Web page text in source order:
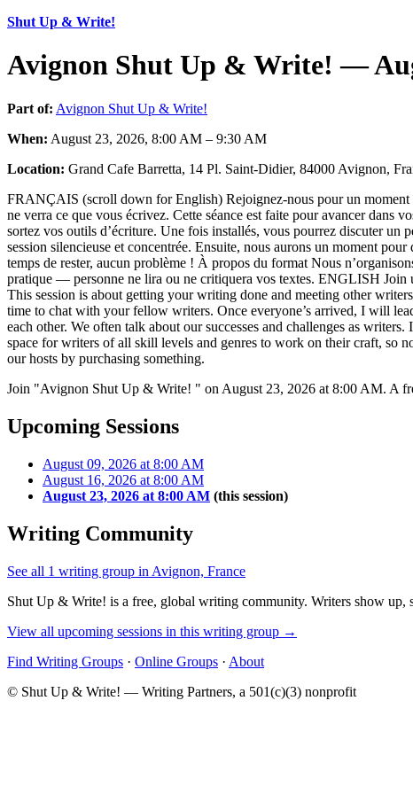
Shut Up & Write!
Avignon Shut Up & Write! —
Part of: Avignon Shut Up & Write!
When: August 23, 2026, 8:00 AM – 9:30 AM
Location: Grand Cafe Barretta, 14 Pl. Saint-Didier, 84000 Avignon,
FRANÇAIS (scroll down for English) Rejoignez-nous pour un moment
ne verra ce que vous écrivez. Cette séance est faite pour avancer dans
sortez vos outils d’écriture. Une fois installés, vous pourrez discuter un
session silencieuse et concentrée. Ensuite, nous aurons un moment
temps de rester, aucun problème ! À propos du format Nous
pratique — personne ne lira ou ne critiquera vos textes. ENGLISH
This session is about getting your writing done and meeting other
time to chat with your fellow writers. Once everyone’s arrived, I will
each other. We often talk about our successes and challenges as
space for writers of all skill levels and genres to work on their craft, so
our hosts by purchasing something.
Join "Avignon Shut Up & Write! " on August 23, 2026 at 8:00 AM. A
Upcoming Sessions
August 09, 2026 at 8:00 AM
August 16, 2026 at 8:00 AM
August 23, 2026 at 8:00 AM (this session)
Writing Community
See all 1 writing group in Avignon, France
Shut Up & Write! is a free, global writing community. Writers show
View all upcoming sessions in this writing group →
Find Writing Groups · Online Groups · About
© Shut Up & Write! — Writing Partners, a 501(c)(3) nonprofit